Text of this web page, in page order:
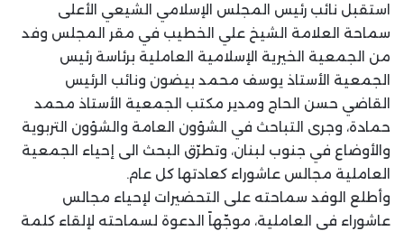
استقبل نائب رئيس المجلس الإسلامي الشيعي الأعلى
سماحة العلامة الشيخ علي الخطيب في مقر المجلس وفد
من الجمعية الخيرية الإسلامية العاملية برئاسة رئيس
الجمعية الأستاذ يوسف محمد بيضون ونائب الرئيس
القاضي حسن الحاج ومدير مكتب الجمعية الأستاذ محمد
حمادة، وجرى التباحث في الشؤون العامة والشؤون التربوية
والأوضاع في جنوب لبنان، وتطرّق البحث الى إحياء الجمعية
العاملية مجالس عاشوراء كعادتها كل عام.
وأطلع الوفد سماحته على التحضيرات لإحياء مجالس
عاشوراء في العاملية، موجّهاً الدعوة لسماحته لإلقاء كلمة